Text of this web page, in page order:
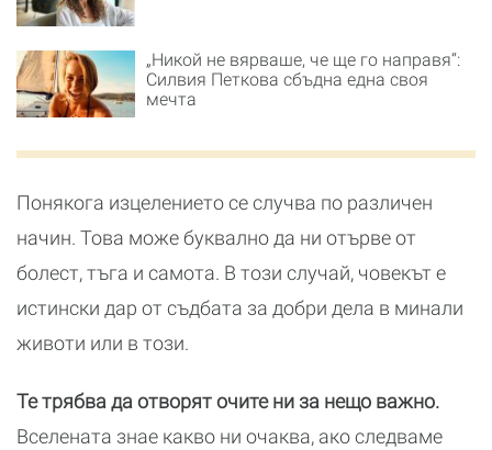
„Никой не вярваше, че ще го направя“:
Силвия Петкова сбъдна една своя
мечта
Понякога изцелението се случва по различен
начин. Това може буквално да ни отърве от
болест, тъга и самота. В този случай, човекът е
истински дар от съдбата за добри дела в минали
животи или в този.
Те трябва да отворят очите ни за нещо важно.
Вселената знае какво ни очаква, ако следваме